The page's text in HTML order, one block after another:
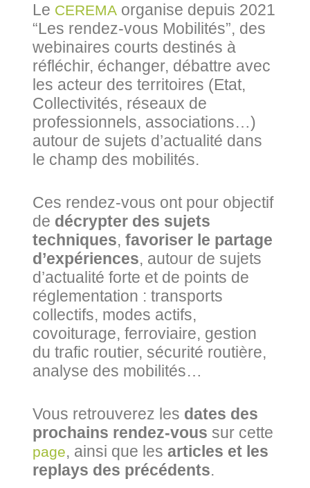
Le CEREMAorganise depuis 2021
“Les rendez-vous Mobilités”, des
webinaires courts destinés à
réfléchir, échanger, débattre avec
les acteur des territoires (Etat,
Collectivités, réseaux de
professionnels, associations…)
autour de sujets d’actualité dans
le champ des mobilités.
Ces rendez-vous ont pour objectif
de décrypter des sujets
techniques, favoriser le partage
d’expériences, autour de sujets
d’actualité forte et de points de
réglementation : transports
collectifs, modes actifs,
covoiturage, ferroviaire, gestion
du trafic routier, sécurité routière,
analyse des mobilités…
Vous retrouverez les dates des
prochains rendez-vous sur cette
page, ainsi que les articles et les
replays des précédents.